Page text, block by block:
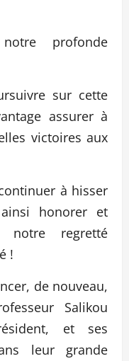
profonde
sur cette
assurer à
victoires aux
à hisser
honorer et
regretté
!
de nouveau,
Salikou
et ses
leur grande